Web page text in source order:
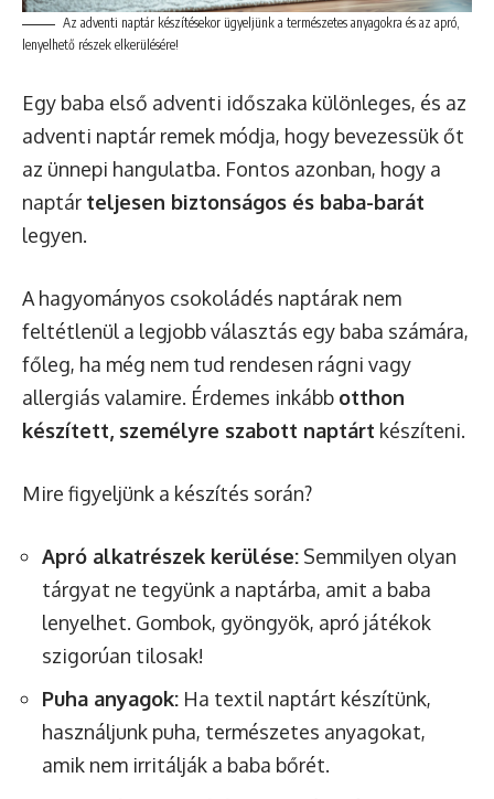
Az adventi naptár készítésekor ügyeljünk a természetes anyagokra és az apró,
lenyelhető részek elkerülésére!
Egy baba első adventi időszaka különleges, és az
adventi naptár remek módja, hogy bevezessük őt
az ünnepi hangulatba. Fontos azonban, hogy a
naptár teljesen biztonságos és baba-barát
legyen.
A hagyományos csokoládés naptárak nem
feltétlenül a legjobb választás egy baba számára,
főleg, ha még nem tud rendesen rágni vagy
allergiás valamire. Érdemes inkább otthon
készített, személyre szabott naptárt készíteni.
Mire figyeljünk a készítés során?
Apró alkatrészek kerülése: Semmilyen olyan
tárgyat ne tegyünk a naptárba, amit a baba
lenyelhet. Gombok, gyöngyök, apró játékok
szigorúan tilosak!
Puha anyagok: Ha textil naptárt készítünk,
használjunk puha, természetes anyagokat,
amik nem irritálják a baba bőrét.